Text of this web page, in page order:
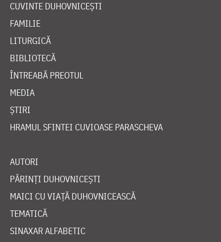
CUVINTE DUHOVNICEȘTI
FAMILIE
LITURGICĂ
BIBLIOTECĂ
ÎNTREABĂ PREOTUL
MEDIA
ȘTIRI
HRAMUL SFINTEI CUVIOASE PARASCHEVA
AUTORI
PĂRINȚI DUHOVNICEȘTI
MAICI CU VIAȚĂ DUHOVNICEASCĂ
TEMATICĂ
SINAXAR ALFABETIC